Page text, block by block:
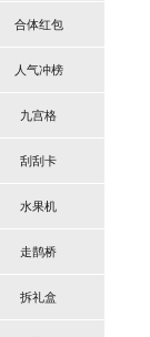
合体红包
人气冲榜
九宫格
刮刮卡
水果机
走鹊桥
拆礼盒